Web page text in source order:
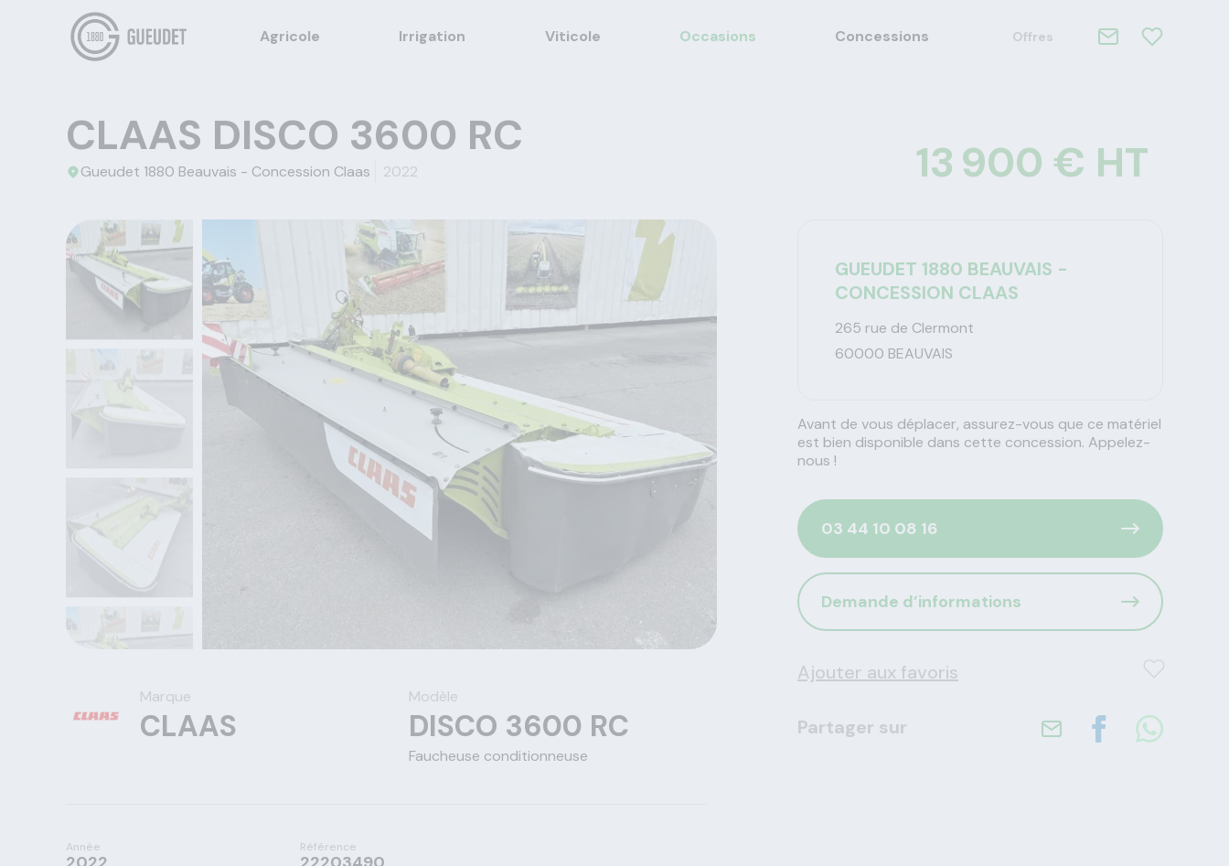
Agricole Irrigation Viticole Occasions Concessions Offres
CLAAS DISCO 3600 RC
Gueudet 1880 Beauvais - Concession Claas 2022 13 900 € HT
Marque
CLAAS
Modèle
DISCO 3600 RC
Faucheuse conditionneuse
Année Référence
GUEUDET 1880 BEAUVAIS -
CONCESSION CLAAS
265 rue de Clermont
60000 BEAUVAIS
Avant de vous déplacer, assurez-vous que ce matériel
est bien disponible dans cette concession. Appelez-
nous !
03 44 10 08 16
Demande d’informations
Ajouter aux favoris
Partager sur